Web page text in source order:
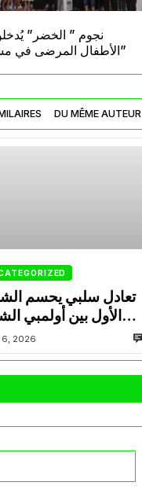
نجوم ” الخضر”
الأطفال المرضى في مستشفى “نفيسة حمود”
DU MÊME AUTEUR
تعادل سلبي يحسم
الأول بين أولمبي
ووفاق
6, 2026